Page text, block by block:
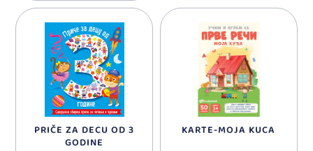
PRIČE ZA DECU OD 3
GODINE
KARTE-MOJA KUCA